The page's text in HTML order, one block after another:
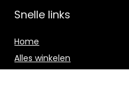
Snelle links
Home
Alles winkelen